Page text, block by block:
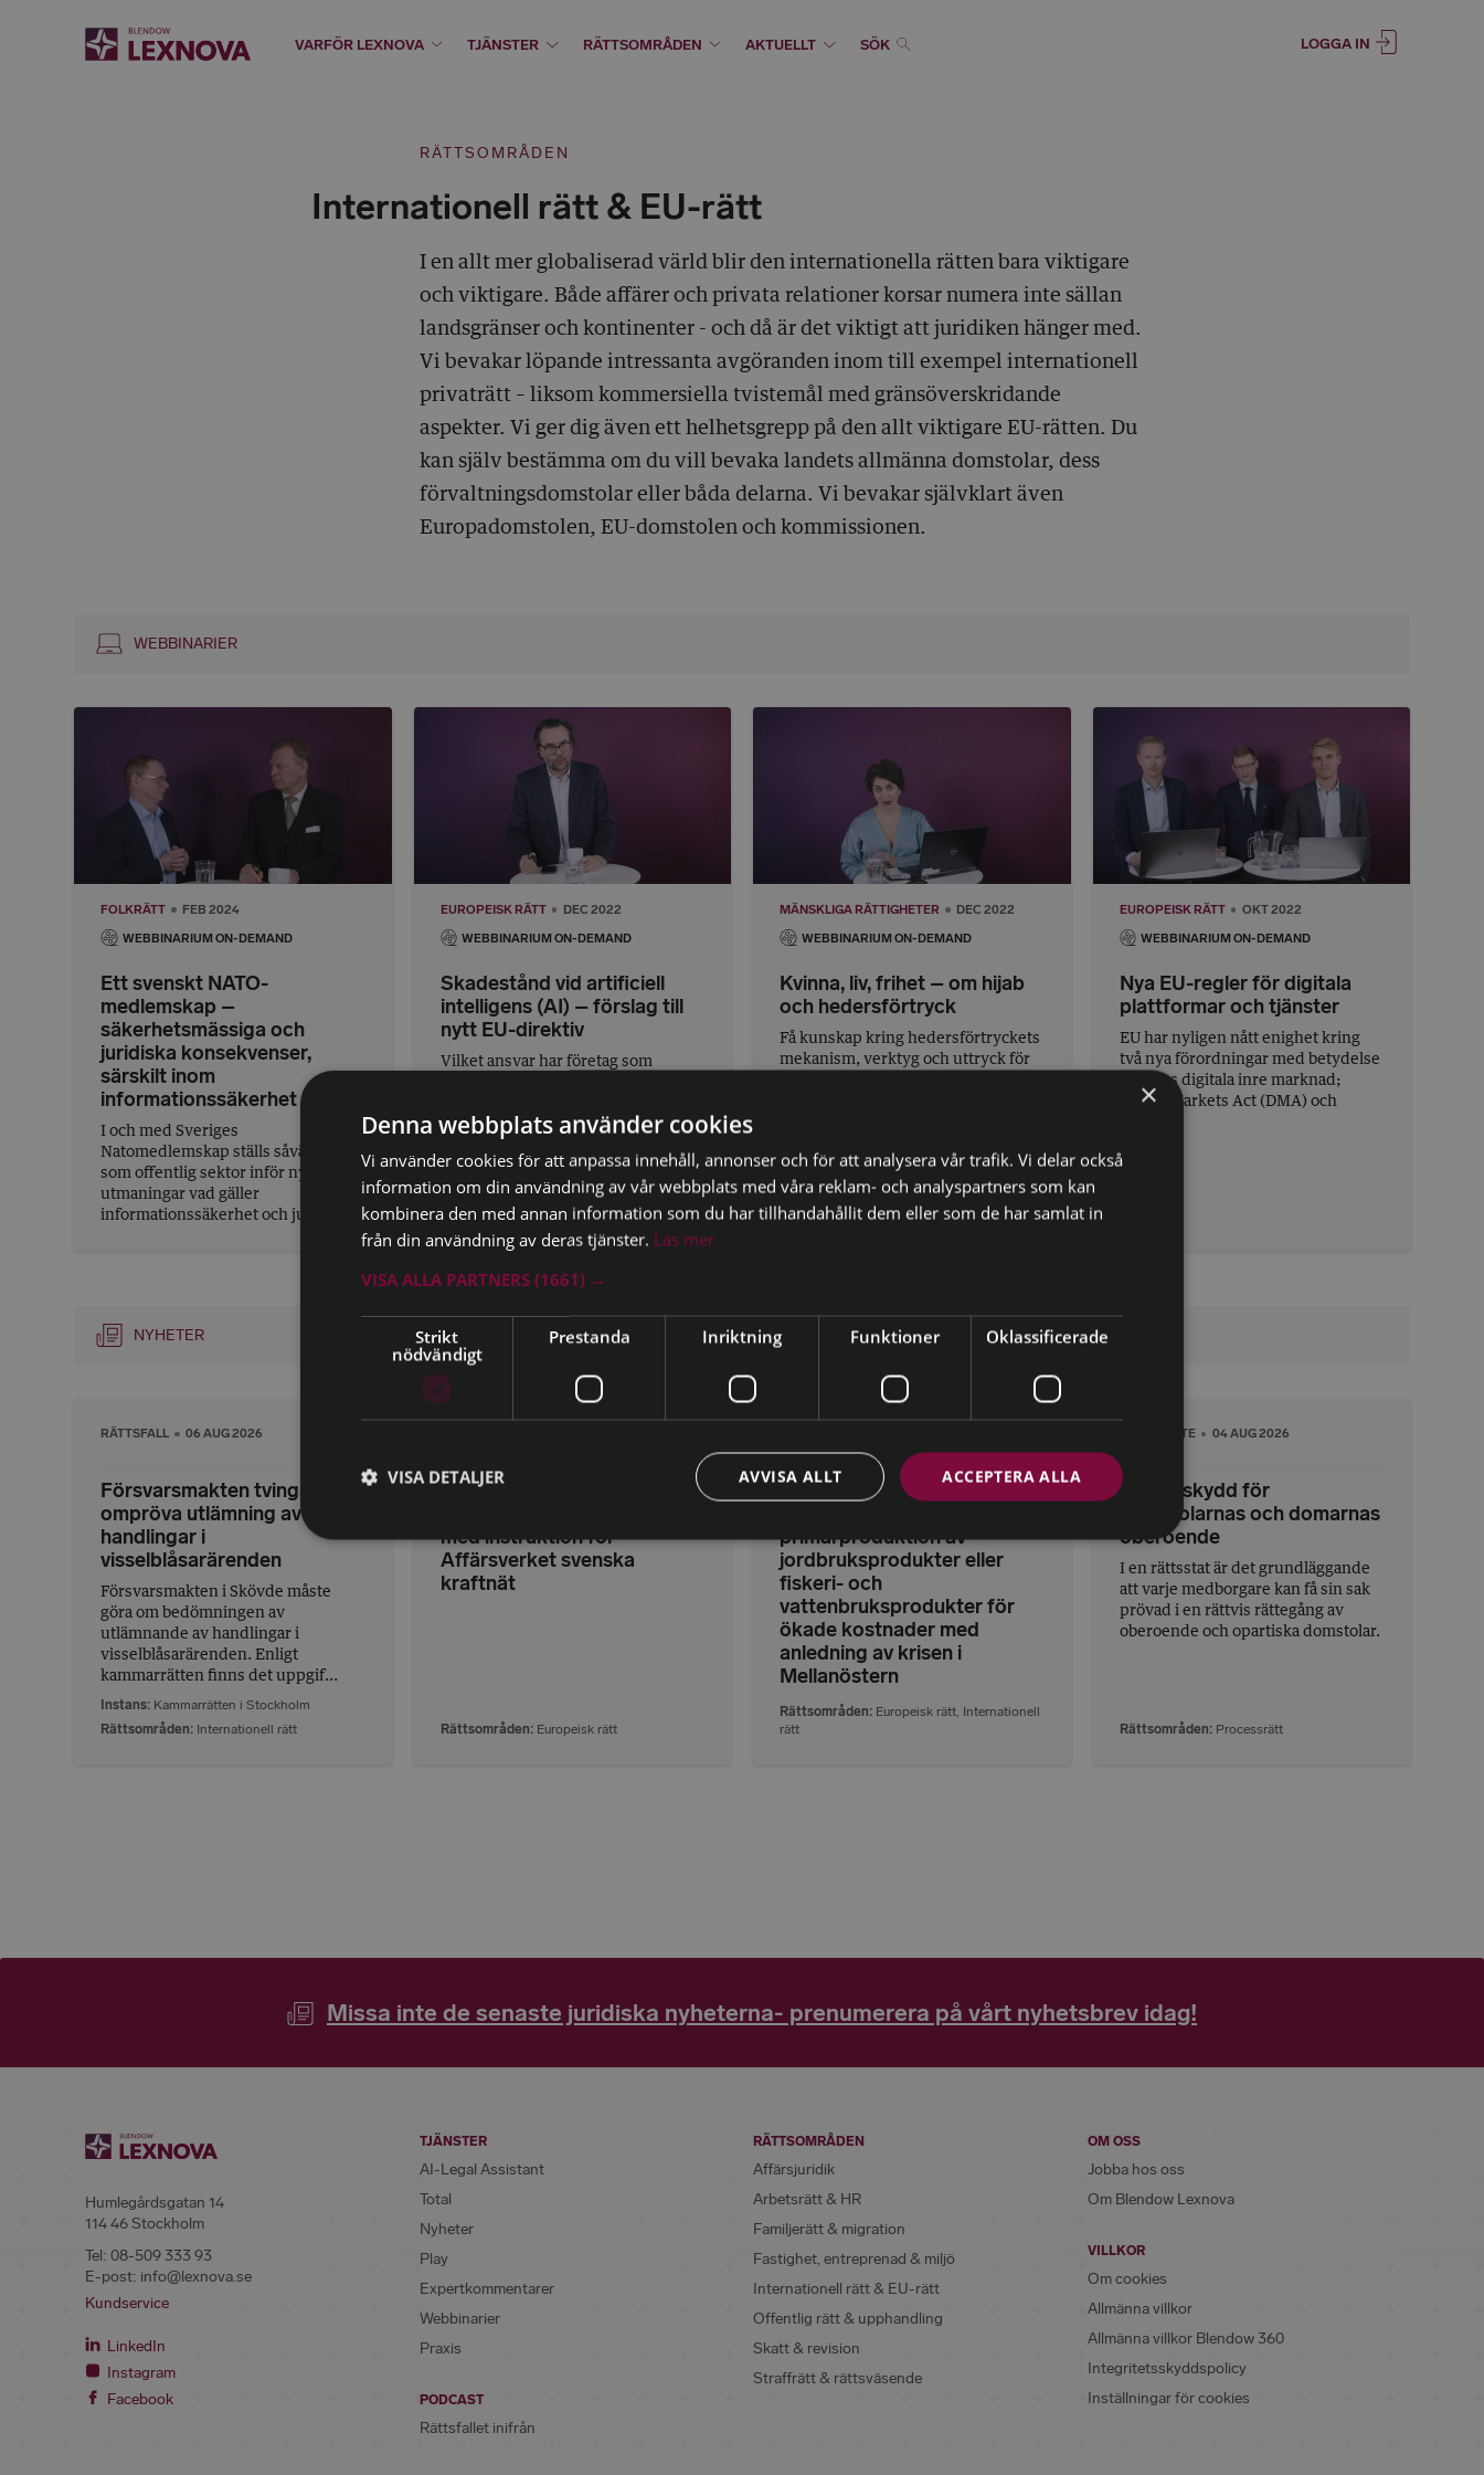
VARFÖR LEXNOVA TJÄNSTER RÄTTSOMRÅDEN AKTUELLT SÖK LOGGA IN
RÄTTSOMRÅDEN
Internationell rätt & EU-rätt
I en allt mer globaliserad värld blir den internationella rätten bara viktigare
och viktigare. Både affärer och privata relationer korsar numera inte sällan
landsgränser och kontinenter - och då är det viktigt att juridiken hänger med.
Vi bevakar löpande intressanta avgöranden inom till exempel internationell
privaträtt – liksom kommersiella tvistemål med gränsöverskridande
aspekter. Vi ger dig även ett helhetsgrepp på den allt viktigare EU-rätten. Du
kan själv bestämma om du vill bevaka landets allmänna domstolar, dess
förvaltningsdomstolar eller båda delarna. Vi bevakar självklart även
Europadomstolen, EU-domstolen och kommissionen.
WEBBINARIER
FOLKRÄTT FEB 2024
WEBBINARIUM ON-DEMAND
Ett svenskt NATO-
medlemskap –
säkerhetsmässiga och
juridiska konsekvenser,
särskilt inom
informationssäkerhet
I och med Sveriges
Natomedlemskap ställs såväl privat
som offentlig sektor inför nya
utmaningar vad gäller
informationssäkerhet och jurid...
EUROPEISK RÄTT DEC 2022
WEBBINARIUM ON-DEMAND
Skadestånd vid artificiell
intelligens (AI) – förslag till
nytt EU-direktiv
Vilket ansvar har företag som
föreslagit ett direktiv om
skadeståndsansvar gäl...
MÄNSKLIGA RÄTTIGHETER DEC 2022
WEBBINARIUM ON-DEMAND
Kvinna, liv, frihet – om hijab
och hedersförtryck
Få kunskap kring hedersförtryckets
mekanism, verktyg och uttryck för
EUROPEISK RÄTT OKT 2022
WEBBINARIUM ON-DEMAND
Nya EU-regler för digitala
plattformar och tjänster
EU har nyligen nått enighet kring
två nya förordningar med betydelse
för EU:s digitala inre marknad;
Digital Markets Act (DMA) och
NYHETER
RÄTTSFALL 06 AUG 2026
Försvarsmakten tvingas
ompröva utlämning av
handlingar i
visselblåsarärenden
Försvarsmakten i Skövde måste
göra om bedömningen av
utlämnande av handlingar i
visselblåsarärenden. Enligt
kammarrätten finns det uppgif...
Instans Kammarrätten i Stockholm
Rättsområden Internationell rätt
Förordning om ändring i
med instruktion för
Affärsverket svenska
kraftnät
Rättsområden Europeisk rätt
Förordning om statligt stöd
primärproduktion av
jordbruksprodukter eller
fiskeri- och
vattenbruksprodukter för
ökade kostnader med
anledning av krisen i
Mellanöstern
Rättsområden Europeisk rätt, Internationell
rätt
FÖRARBETE 04 AUG 2026
Stärkt skydd för
domstolarnas och domarnas
oberoende
I en rättsstat är det grundläggande
att varje medborgare kan få sin sak
prövad i en rättvis rättegång av
oberoende och opartiska domstolar.
Rättsområden Processrätt
Missa inte de senaste juridiska nyheterna- prenumerera på vårt nyhetsbrev idag!
Humlegårdsgatan 14
114 46 Stockholm
Tel: 08-509 333 93
E-post: info@lexnova.se
Kundservice
LinkedIn
Instagram
Facebook
TJÄNSTER
AI-Legal Assistant
Total
Nyheter
Play
Expertkommentarer
Webbinarier
Praxis
PODCAST
Rättsfallet inifrån
RÄTTSOMRÅDEN
Affärsjuridik
Arbetsrätt & HR
Familjerätt & migration
Fastighet, entreprenad & miljö
Internationell rätt & EU-rätt
Offentlig rätt & upphandling
Skatt & revision
Straffrätt & rättsväsende
OM OSS
Jobba hos oss
Om Blendow Lexnova
VILLKOR
Om cookies
Allmänna villkor
Allmänna villkor Blendow 360
Integritetsskyddspolicy
Inställningar för cookies
×
Denna webbplats använder cookies
Vi använder cookies för att anpassa innehåll, annonser och för att analysera vår trafik. Vi delar också
information om din användning av vår webbplats med våra reklam- och analyspartners som kan
kombinera den med annan information som du har tillhandahållit dem eller som de har samlat in
från din användning av deras tjänster. Läs mer
VISA ALLA PARTNERS (1661) →
Strikt
nödvändigt
Prestanda Inriktning Funktioner Oklassificerade
ACCEPTERA ALLA
AVVISA ALLT
VISA DETALJER